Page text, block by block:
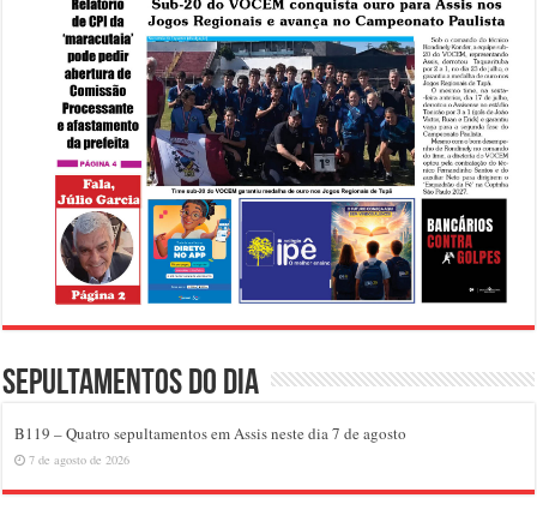
Sepultamentos do dia
B119 – Quatro sepultamentos em Assis neste dia 7 de agosto
7 de agosto de 2026